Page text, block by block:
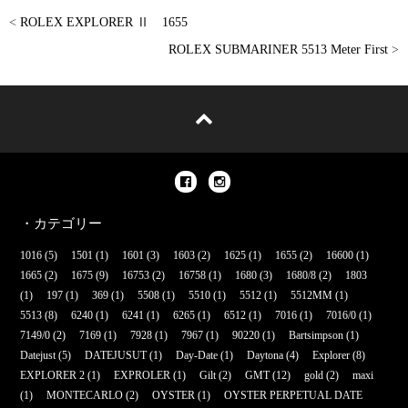
< ROLEX EXPLORER Ⅱ 1655
ROLEX SUBMARINER 5513 Meter First >
・カテゴリー
1016 (5) 1501 (1) 1601 (3) 1603 (2) 1625 (1) 1655 (2) 16600 (1)
1665 (2) 1675 (9) 16753 (2) 16758 (1) 1680 (3) 1680/8 (2)
1803
(1)
197 (1) 369 (1) 5508 (1) 5510 (1) 5512 (1) 5512MM (1)
5513 (8) 6240 (1) 6241 (1) 6265 (1) 6512 (1) 7016 (1) 7016/0 (1)
7149/0 (2) 7169 (1) 7928 (1) 7967 (1) 90220 (1) Bartsimpson (1)
Datejust(5) DATEJUSUT(1) Day-Date (1) Daytona (4) Explorer (8)
EXPLORER 2 (1) EXPROLER (1) Gilt(2) GMT(12) gold (2)
maxi
(1)
MONTECARLO (2) OYSTER (1)
OYSTER PERPETUAL DATE